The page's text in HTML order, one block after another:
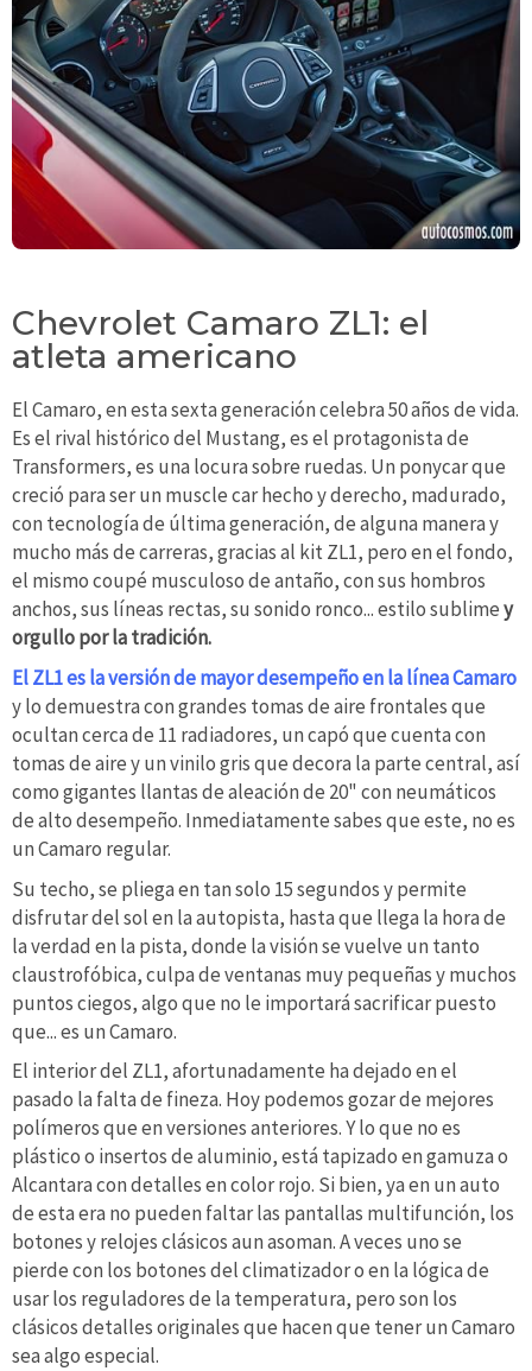
Chevrolet Camaro ZL1: el
atleta americano
El Camaro, en esta sexta generación celebra 50 años de vida.
Es el rival histórico del Mustang, es el protagonista de
Transformers, es una locura sobre ruedas. Un ponycar que
creció para ser un muscle car hecho y derecho, madurado,
con tecnología de última generación, de alguna manera y
mucho más de carreras, gracias al kit ZL1, pero en el fondo,
el mismo coupé musculoso de antaño, con sus hombros
anchos, sus líneas rectas, su sonido ronco... estilo sublimey
orgullo por la tradición.
El ZL1 es la versión de mayor desempeño en la línea Camaro
y lo demuestra con grandes tomas de aire frontales que
ocultan cerca de 11 radiadores, un capó que cuenta con
tomas de aire y un vinilo gris que decora la parte central, así
como gigantes llantas de aleación de 20" con neumáticos
de alto desempeño. Inmediatamente sabes que este, no es
un Camaro regular.
Su techo, se pliega en tan solo 15 segundos y permite
disfrutar del sol en la autopista, hasta que llega la hora de
la verdad en la pista, donde la visión se vuelve un tanto
claustrofóbica, culpa de ventanas muy pequeñas y muchos
puntos ciegos, algo que no le importará sacrificar puesto
que... es un Camaro.
El interior del ZL1, afortunadamente ha dejado en el
pasado la falta de fineza. Hoy podemos gozar de mejores
polímeros que en versiones anteriores. Y lo que no es
plástico o insertos de aluminio, está tapizado en gamuza o
Alcantara con detalles en color rojo. Si bien, ya en un auto
de esta era no pueden faltar las pantallas multifunción, los
botones y relojes clásicos aun asoman. A veces uno se
pierde con los botones del climatizador o en la lógica de
usar los reguladores de la temperatura, pero son los
clásicos detalles originales que hacen que tener un Camaro
sea algo especial.